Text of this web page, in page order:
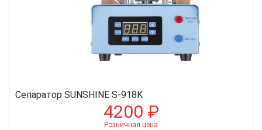
Сепаратор SUNSHINE S-918K
4200 ₽
Розничная цена